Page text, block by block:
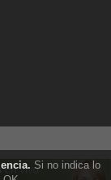
Si no indica lo